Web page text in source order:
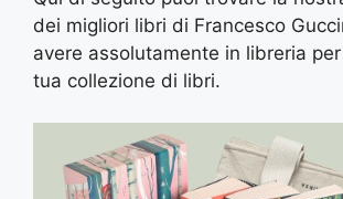
dei migliori libri di Francesco
avere assolutamente in libreria
tua collezione di libri.